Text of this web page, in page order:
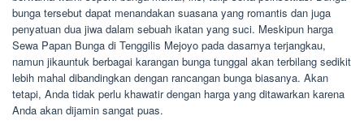
bunga tersebut dapat menandakan suasana yang romantis dan juga
penyatuan dua jiwa dalam sebuah ikatan yang suci. Meskipun harga
Sewa Papan Bunga di Tenggilis Mejoyo pada dasarnya terjangkau,
namun jikauntuk berbagai karangan bunga tunggal akan terbilang sedikit
lebih mahal dibandingkan dengan rancangan bunga biasanya. Akan
tetapi, Anda tidak perlu khawatir dengan harga yang ditawarkan karena
Anda akan dijamin sangat puas.